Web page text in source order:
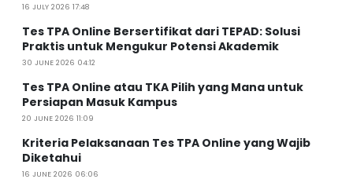
16 JULY 2026 17:48
Tes TPA Online Bersertifikat dari TEPAD: Solusi
Praktis untuk Mengukur Potensi Akademik
30 JUNE 2026 04:12
Tes TPA Online atau TKA Pilih yang Mana untuk
Persiapan Masuk Kampus
20 JUNE 2026 11:09
Kriteria Pelaksanaan Tes TPA Online yang Wajib
Diketahui
16 JUNE 2026 06:06